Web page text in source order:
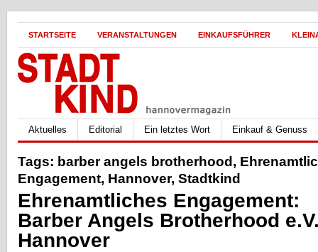
STARTSEITE VERANSTALTUNGEN EINKAUFSFÜHRER
Aktuelles Editorial Ein letztes Wort Einkauf & Genuss
Tags: barber angels brotherhood ,
Engagement, Hannover, Stadtkind
Ehrenamtliches Engagement:
Barber Angels Brotherhood
Hannover